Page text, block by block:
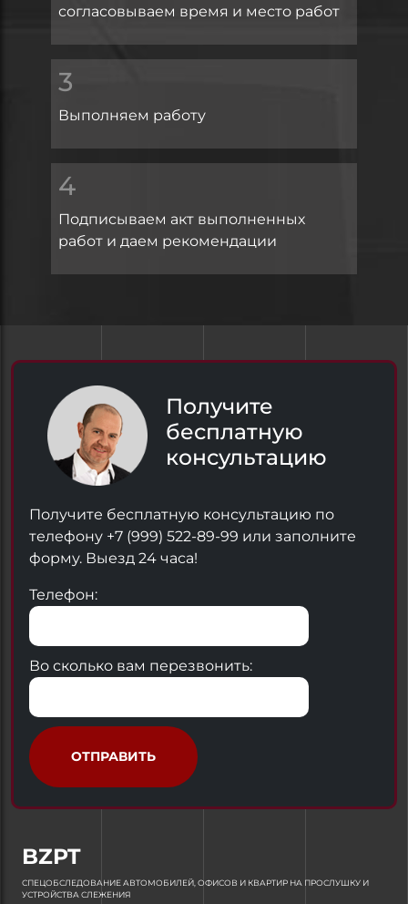
согласовываем время и место работ
3
Выполняем работу
4
Подписываем акт выполненных
работ и даем рекомендации
Получите
бесплатную
консультацию
Получите бесплатную консультацию по
телефону +7 (999) 522-89-99 или заполните
форму. Выезд 24 часа!
Телефон:
Во сколько вам перезвонить:
ОТПРАВИТЬ
BZPT
СПЕЦОБСЛЕДОВАНИЕ АВТОМОБИЛЕЙ, ОФИСОВ И КВАРТИР НА ПРОСЛУШКУ И
УСТРОЙСТВА СЛЕЖЕНИЯ